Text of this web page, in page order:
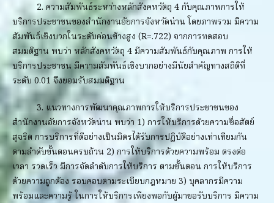
2. ความสัมพันธ์ระหว่างหลักสังคหวัตถุ 4 กับคุณภาพการให้
บริการประชาชนของสำนักงานอัยการจังหวัดน่าน โดยภาพรวม มีความ
สัมพันธ์เชิงบวกในระดับค่อนข้างสูง (R=.722) จากการทดสอบ
สมมติฐาน พบว่า หลักสังคหวัตถุ 4 มีความสัมพันธ์กับคุณภาพ การให้
บริการประชาชน มีความสัมพันธ์เชิงบวกอย่างมีนัยสำคัญทางสถิติที่
ระดับ 0.01 จึงยอมรับสมมติฐาน
3. แนวทางการพัฒนาคุณภาพการให้บริการประชาชนของ
สำนักงานอัยการจังหวัดน่าน พบว่า 1) การให้บริการด้วยความซื่อสัตย์
สุจริต การบริการที่ดีอย่างเป็นมิตรได้รับการปฏิบัติอย่างเท่าเทียมกัน
ตามลำดับขั้นตอนครบถ้วน 2) การให้บริการด้วยความพร้อม ตรงต่อ
เวลา รวดเร็ว มีการจัดลำดับการให้บริการ ตามขั้นตอน การให้บริการ
ด้วยความถูกต้อง รอบคอบตามระเบียบกฎหมาย 3) บุคลากรมีความ
พร้อมและความรู้ ในการให้บริการเพียงพอกับผู้มาขอรับบริการ มีความ